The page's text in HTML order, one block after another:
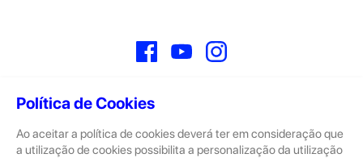
Política de Cookies
Ao aceitar a política de cookies deverá ter em consideração que
a utilização de cookies possibilita a personalização da utilização
FacebookYouTube
Sobre